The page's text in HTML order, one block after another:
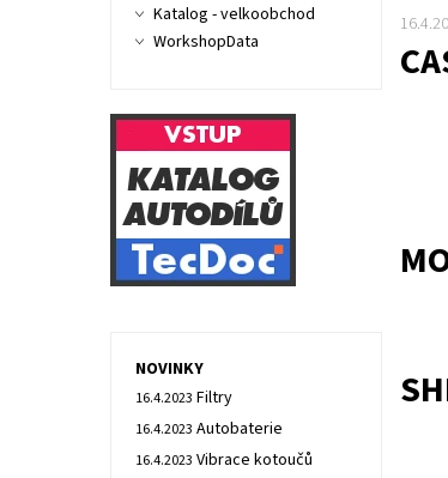
Katalog - velkoobchod
WorkshopData
NOVINKY
16.4.2023 Filtry
16.4.2023 Autobaterie
16.4.2023 Vibrace kotoučů